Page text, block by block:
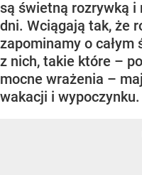
są świetną rozrywką i
dni. Wciągają tak, że
zapominamy o
z nich, takie które –
mocne wrażenia –
wakacji i wypoczynku.